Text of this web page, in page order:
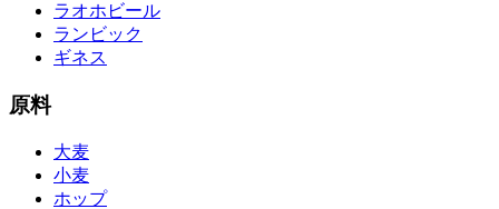
ラオホビール
ランビック
ギネス
原料
大麦
小麦
ホップ